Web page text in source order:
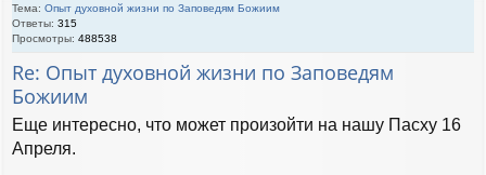
Тема: Опыт духовной жизни по Заповедям Божиим
Ответы: 315
Просмотры: 488538
Re: Опыт духовной жизни по Заповедям
Божиим
Еще интересно, что может произойти на нашу Пасху 16
Апреля.